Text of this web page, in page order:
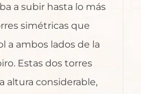
a subir hasta lo más
simétricas que
a ambos lados de la
Estas dos torres
altura considerable,